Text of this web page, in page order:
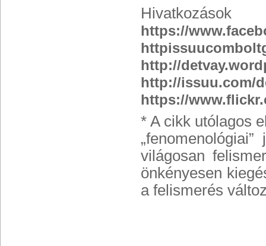
Hivatkozások
https://
http://
http://issuu.com/
https://
* A cikk utólagos
világosan
önkényesen
a felismerés